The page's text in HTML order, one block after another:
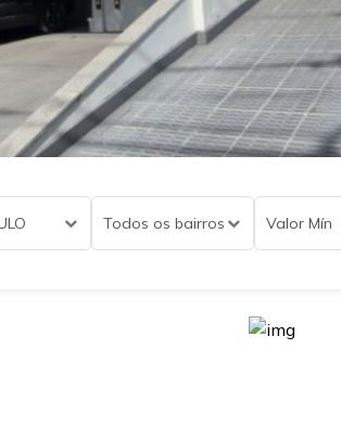
Todos os bairros Valor Mín
Bairros em destaque